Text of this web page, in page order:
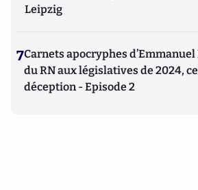
Leipzig
7Carnets apocryphes d’Emmanuel
du RN aux législatives de 2024,
déception - Episode 2